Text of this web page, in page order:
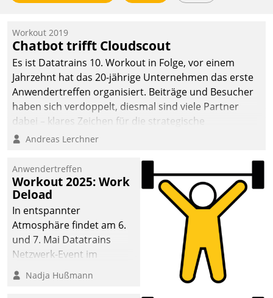
Workout 2019
Chatbot trifft Cloudscout
Es ist Datatrains 10. Workout in Folge, vor einem
Jahrzehnt hat das 20-jährige Unternehmen das erste
Anwendertreffen organisiert. Beiträge und Besucher
haben sich verdoppelt, diesmal sind viele Partner
dabei – klares Zeichen für die strategische
Fokussierung auf den Kunden.
Andreas Lerchner
Anwendertreffen
Workout 2025: Work
Deload
In entspannter
Atmosphäre findet am 6.
und 7. Mai Datatrains
Netzwerk-Event im
Kunden- und Partnerkreis
statt. Zentrale Frage: Wie
Nadja Hußmann